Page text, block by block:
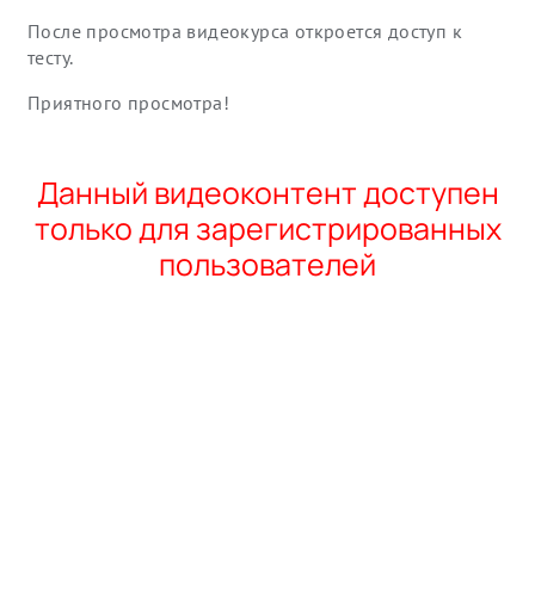
После просмотра видеокурса откроется доступ к
тесту.
Приятного просмотра!
Данный видеоконтент доступен
только для зарегистрированных
пользователей